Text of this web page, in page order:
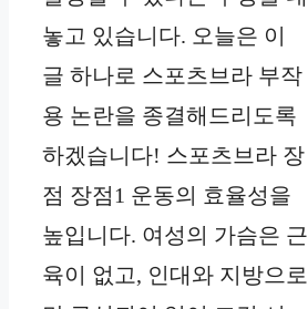
놓고 있습니다. 오늘은 이
글 하나로 스포츠브라 부작
용 논란을 종결해드리도록
하겠습니다! 스포츠브라 장
점 장점1 운동의 효율성을
높입니다. 여성의 가슴은 근
육이 없고, 인대와 지방으로